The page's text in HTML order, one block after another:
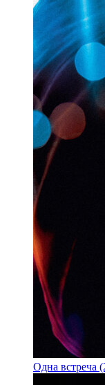
Одна встреча